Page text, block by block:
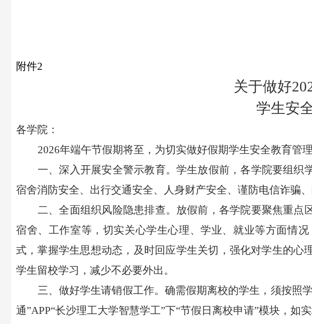
附件2
关于做好
学生安
各学院：
2026年端午节假期将至，为切实做好假期学生安全教育管
一、深入开展安全警示教育。 学生放假前，各学院要组织
宿舍消防安全、出行交通安全、人身财产安全、谨防电信诈骗
二、全面组织风险隐患排查。 放假前，各学院要聚焦重点
宿舍、工作室等，切实关心学生心理、学业、就业等方面情
式，掌握学生思想动态，及时回应学生关切，强化对学生的
学生留校学习，减少不必要外出。
三、做好学生请销假工作。 确需假期离校的学生，须按照
通”APP“长沙理工大学智慧学工”下“节假日离校申请”模块，